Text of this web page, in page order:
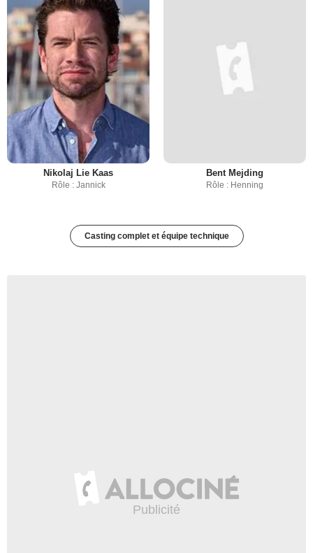
Nikolaj Lie Kaas
Rôle : Jannick
Bent Mejding
Rôle : Henning
Casting complet et équipe technique